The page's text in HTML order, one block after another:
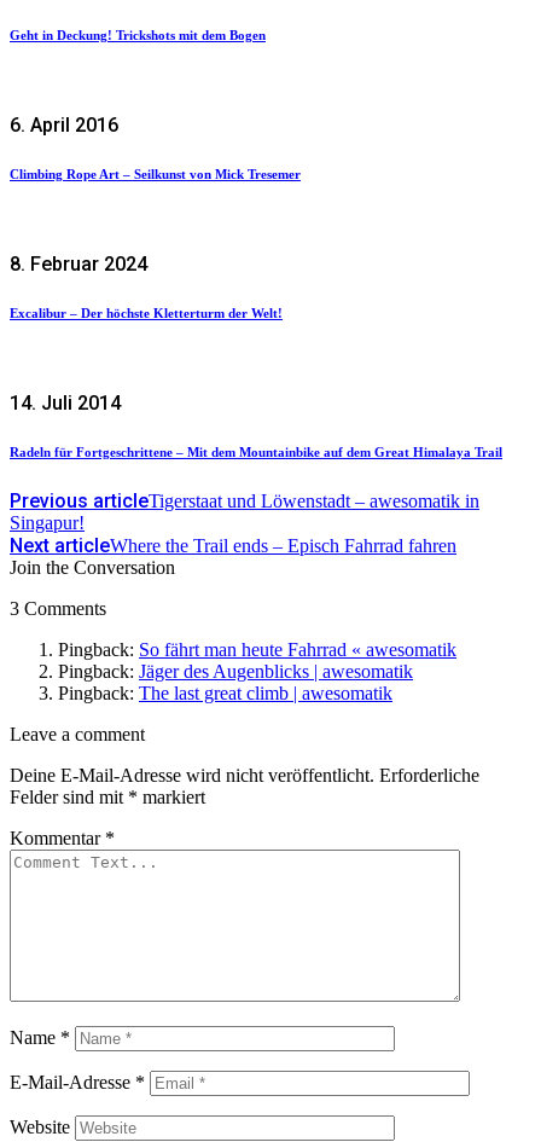
Geht in Deckung! Trickshots mit dem Bogen
6. April 2016
Climbing Rope Art – Seilkunst von Mick Tresemer
8. Februar 2024
Excalibur – Der höchste Kletterturm der Welt!
14. Juli 2014
Radeln für Fortgeschrittene – Mit dem Mountainbike auf dem Great Himalaya Trail
Previous articleTigerstaat und Löwenstadt – awesomatik in
Singapur!
Next articleWhere the Trail ends – Episch Fahrrad fahren
Join the Conversation
3 Comments
Pingback: So fährt man heute Fahrrad « awesomatik
Pingback: Jäger des Augenblicks | awesomatik
Pingback: The last great climb | awesomatik
Leave
comment
Leave a comment
Deine E-Mail-Adresse wird nicht veröffentlicht. Erforderliche
Felder sind mit * markiert
Kommentar *
Name *
E-Mail-Adresse *
Website